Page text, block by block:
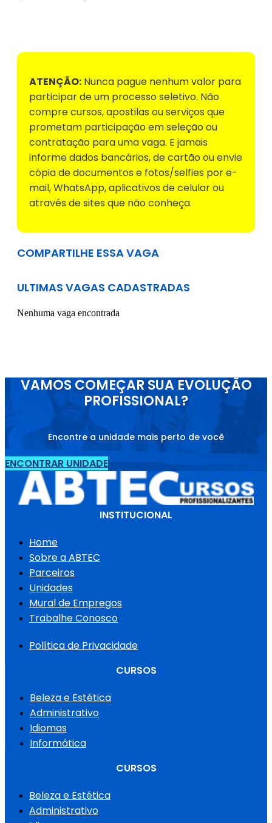
ATENÇÃO: Nunca pague nenhum valor para
participar de um processo seletivo. Não
compre cursos, apostilas ou serviços que
prometam participação em seleção ou
contratação para uma vaga. E jamais
informe dados bancários, de cartão ou envie
cópia de documentos e fotos/selfies por e-
mail, WhatsApp, aplicativos de celular ou
através de sites que não conheça.
COMPARTILHE ESSA VAGA
ULTIMAS VAGAS CADASTRADAS
Nenhuma vaga encontrada
VAMOS COMEÇAR SUA EVOLUÇÃO
PROFISSIONAL?
Encontre a unidade mais perto de você
ENCONTRAR UNIDADE
INSTITUCIONAL
Home
Sobre a ABTEC
Parceiros
Unidades
Mural de Empregos
Trabalhe Conosco
Política de Privacidade
CURSOS
Beleza e Estética
Administrativo
Idiomas
Informática
CURSOS
Beleza e Estética
Administrativo